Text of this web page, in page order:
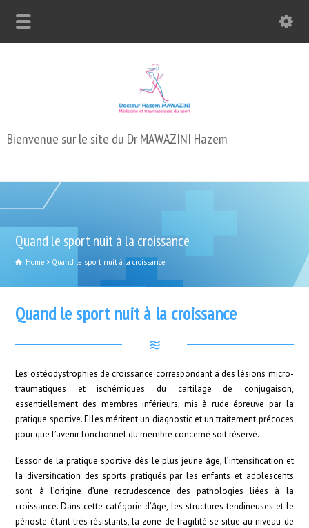
Bienvenue sur le site du Dr MAWAZINI Hazem
Quand le sport nuit à la croissance
Home Quand le sport nuit à la croissance
Quand le sport nuit à la croissance
Les ostéodystrophies de croissance correspondant à des lésions micro-
traumatiques et ischémiques du cartilage de conjugaison,
essentiellement des membres inférieurs, mis à rude épreuve par la
pratique sportive. Elles méritent un diagnostic et un traitement précoces
pour que l’avenir fonctionnel du membre concerné soit réservé.
L’essor de la pratique sportive dès le plus jeune âge, l’intensification et
la diversification des sports pratiqués par les enfants et adolescents
sont à l’origine d’une recrudescence des pathologies liées à la
croissance. Dans cette catégorie d’âge, les structures tendineuses et le
périoste étant très résistants, la zone de fragilité se situe au niveau de